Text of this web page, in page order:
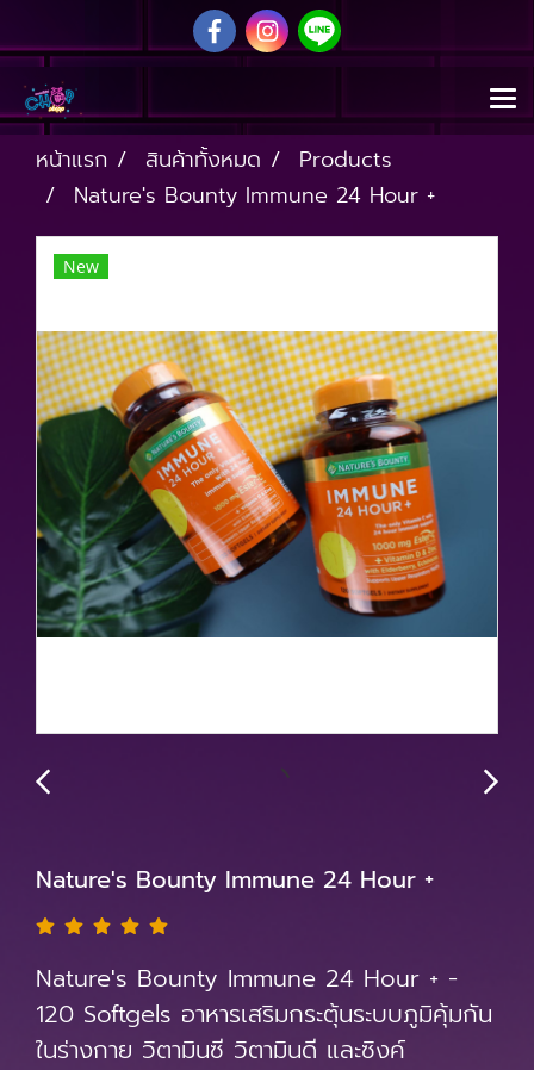
หน้าแรก สินค้าทั้งหมด
Products
Nature's Bounty Immune 24 Hour +
New
Nature's Bounty Immune 24 Hour +
Nature's Bounty Immune 24 Hour + -
120 Softgels อาหารเสริมกระตุ้นระบบภูมิคุ้มกัน
ในร่างกาย วิตามินซี วิตามินดี และซิงค์